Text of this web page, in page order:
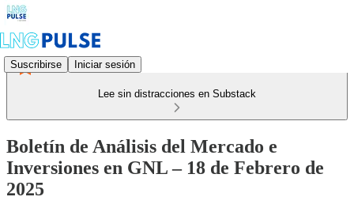
Suscribirse Iniciar sesión
Lee sin distracciones en Substack
Boletín de Análisis del Mercado e
Inversiones en GNL – 18 de Febrero de
2025